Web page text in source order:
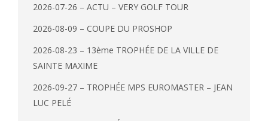
2026-07-26 – ACTU – VERY GOLF TOUR
2026-08-09 – COUPE DU PROSHOP
2026-08-23 – 13ème TROPHÉE DE LA VILLE DE
SAINTE MAXIME
2026-09-27 – TROPHÉE MPS EUROMASTER – JEAN
LUC PELÉ